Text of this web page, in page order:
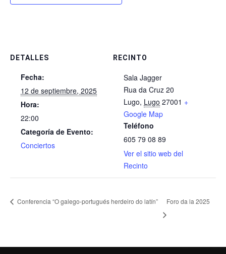
DETALLES
Fecha:
12 de septiembre, 2025
Hora:
22:00
Categoría de Evento:
Conciertos
RECINTO
Sala Jagger
Rua da Cruz 20
Lugo, Lugo 27001 +
Google Map
Teléfono
605 79 08 89
Ver el sitio web del
Recinto
Conferencia “O galego-portugués herdeiro do latín” Foro da la 2025